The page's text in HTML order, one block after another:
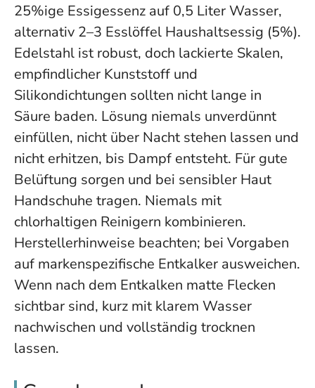
25%ige Essigessenz auf 0,5 Liter Wasser,
alternativ 2–3 Esslöffel Haushaltsessig (5%).
Edelstahl ist robust, doch lackierte Skalen,
empfindlicher Kunststoff und
Silikondichtungen sollten nicht lange in
Säure baden. Lösung niemals unverdünnt
einfüllen, nicht über Nacht stehen lassen und
nicht erhitzen, bis Dampf entsteht. Für gute
Belüftung sorgen und bei sensibler Haut
Handschuhe tragen. Niemals mit
chlorhaltigen Reinigern kombinieren.
Herstellerhinweise beachten; bei Vorgaben
auf markenspezifische Entkalker ausweichen.
Wenn nach dem Entkalken matte Flecken
sichtbar sind, kurz mit klarem Wasser
nachwischen und vollständig trocknen
lassen.